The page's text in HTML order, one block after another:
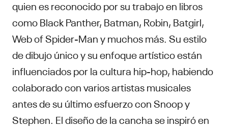
quien es reconocido por su trabajo en libros
como Black Panther, Batman, Robin, Batgirl,
Web of Spider-Man y muchos más. Su estilo
de dibujo único y su enfoque artístico están
influenciados por la cultura hip-hop, habiendo
colaborado con varios artistas musicales
antes de su último esfuerzo con Snoop y
Stephen. El diseño de la cancha se inspiró en